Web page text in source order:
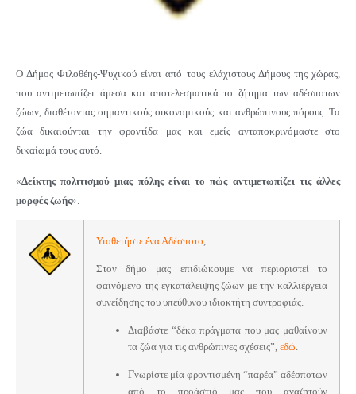
Ο Δήμος Φιλοθέης-Ψυχικού είναι από τους ελάχιστους Δήμους της χώρας,
που αντιμετωπίζει άμεσα και αποτελεσματικά το ζήτημα των αδέσποτων
ζώων, διαθέτοντας σημαντικούς οικονομικούς και ανθρώπινους πόρους. Τα
ζώα δικαιούνται την φροντίδα μας και εμείς ανταποκρινόμαστε στο
δικαίωμά τους αυτό.
«Δείκτης πολιτισμού μιας πόλης είναι το πώς αντιμετωπίζει τις άλλες
μορφές ζωής».
Υιοθετήστε ένα Αδέσποτο,
Στον δήμο μας επιδιώκουμε να περιοριστεί το
φαινόμενο της εγκατάλειψης ζώων με την καλλιέργεια
συνείδησης του υπεύθυνου ιδιοκτήτη συντροφιάς.
Διαβάστε “δέκα πράγματα που μας μαθαίνουν
τα ζώα για τις ανθρώπινες σχέσεις”, εδώ.
Γνωρίστε μία φροντισμένη “παρέα” αδέσποτων
από το προάστιό μας που αναζητούν